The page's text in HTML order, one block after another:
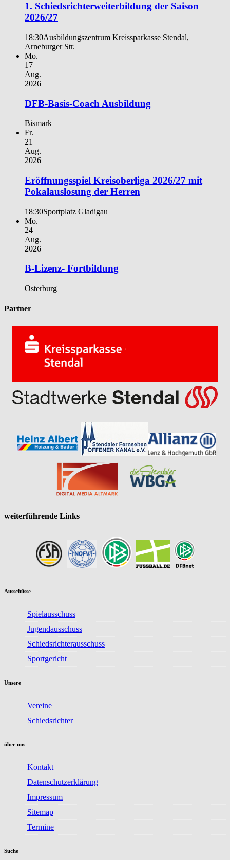
1. Schiedsrichterweiterbildung der Saison
2026/27
18:30Ausbildungszentrum Kreissparkasse Stendal,
Arneburger Str.
Mo.
17
Aug.
2026
DFB-Basis-Coach Ausbildung
Bismark
Fr.
21
Aug.
2026
Eröffnungsspiel Kreisoberliga 2026/27 mit
Pokalauslosung der Herren
18:30Sportplatz Gladigau
Mo.
24
Aug.
2026
B-Lizenz- Fortbildung
Osterburg
Partner
weiterführende Links
Ausschüsse
Spielausschuss
Jugendausschuss
Schiedsrichterausschuss
Sportgericht
Unsere
Vereine
Schiedsrichter
über uns
Kontakt
Datenschutzerklärung
Impressum
Sitemap
Termine
Suche